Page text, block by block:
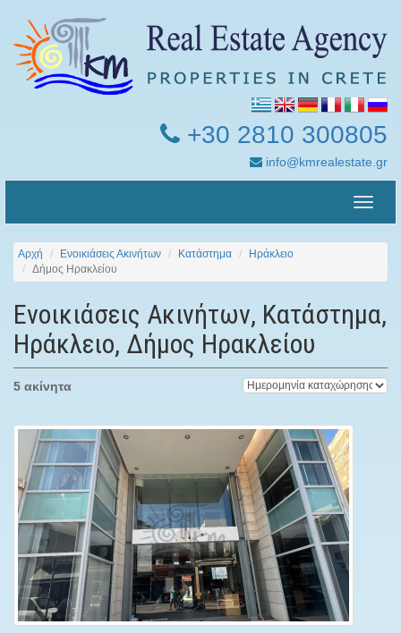
+30 2810 300805
info@kmrealestate.gr
Toggle
Αρχή Ενοικιάσεις Ακινήτων Κατάστημα
Ηράκλειο
Δήμος Ηρακλείου
Ενοικιάσεις Ακινήτων, Κατάστημα,
Ηράκλειο, Δήμος Ηρακλείου
5 ακίνητα